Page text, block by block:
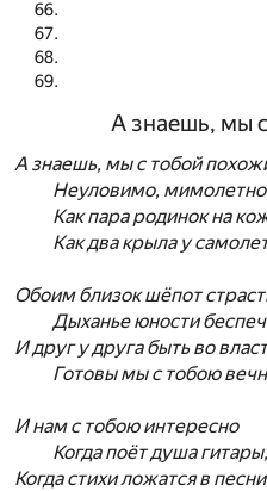
А знаешь, мы
А знаешь, мы с тобой
Неуловимо,
Как пара родинок на
Как два крыла у
Обоим близок шёпот
Дыханье юности
И друг у друга быть во
Готовы мы с тобою
И нам с тобою интересно
Когда поёт душа гитары,
Когда стихи ложатся в